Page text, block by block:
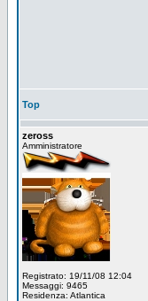
Top
zeross
Amministratore
Registrato: 19/11/08 12:04
Messaggi: 9465
Residenza: Atlantica